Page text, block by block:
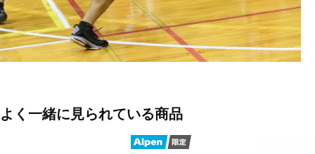
ルギーリターンをジャにもたらします。「すでに勢いに乗っている
のに、さらに弾みがつくんだ」とジャは言います。
◇ディフェンダーへの警告
ラクションパターンの全面に小さなJaロゴをデザイン。相手を翻弄
よく一緒に見られている商品